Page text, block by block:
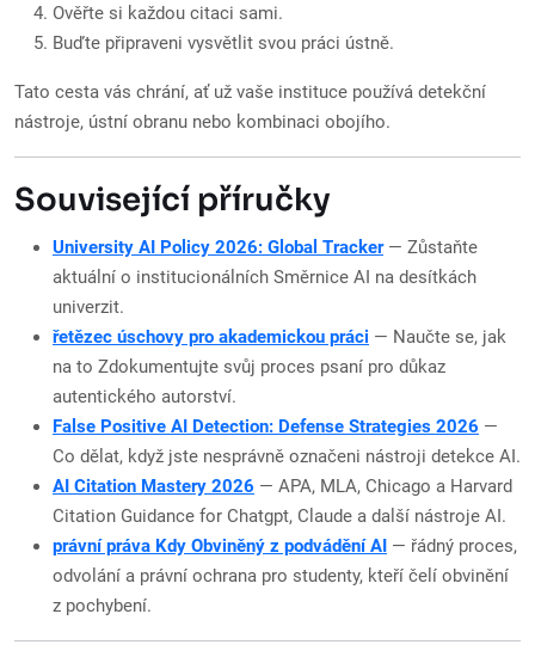
Ověřte si každou citaci sami.
Buďte připraveni vysvětlit svou práci ústně.
Tato cesta vás chrání, ať už vaše instituce používá detekční
nástroje, ústní obranu nebo kombinaci obojího.
Související příručky
University AI Policy 2026: Global Tracker— Zůstaňte
aktuální o institucionálních Směrnice AI na desítkách
univerzit.
řetězec úschovy pro akademickou práci — Naučte se, jak
na to Zdokumentujte svůj proces psaní pro důkaz
autentického autorství.
False Positive AI Detection: Defense Strategies 2026 —
Co dělat, když jste nesprávně označeni nástroji detekce AI.
AI Citation Mastery 2026 — APA, MLA, Chicago a Harvard
Citation Guidance for Chatgpt, Claude a další nástroje AI.
právní práva Kdy Obviněný z podvádění AI — řádný proces,
odvolání a právní ochrana pro studenty, kteří čelí obvinění
z pochybení.